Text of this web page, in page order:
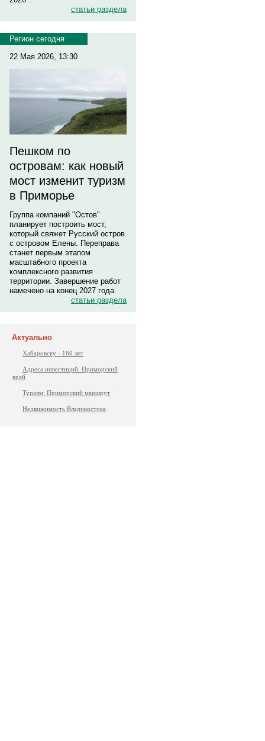
статьи раздела
Регион сегодня
22 Мая 2026, 13:30
Пешком по
островам: как новый
мост изменит туризм
в Приморье
Группа компаний "Остов"
планирует построить мост,
который свяжет Русский остров
с островом Елены. Переправа
станет первым этапом
масштабного проекта
комплексного развития
территории. Завершение работ
намечено на конец 2027 года.
статьи раздела
Актуально
Хабаровску - 160 лет
Адреса инвестиций. Приморский
край
Туризм: Приморский маршрут
Недвижимость Владивостока